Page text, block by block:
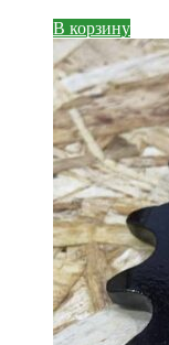
В корзину